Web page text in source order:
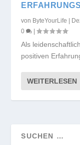
von ByteYourLife |
0
|
Als
positiven
WEITERLESEN